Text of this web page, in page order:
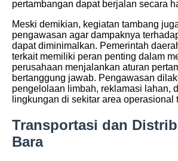
pertambangan dapat berjalan secara
Meski demikian, kegiatan tambang
pengawasan agar dampaknya
dapat diminimalkan. Pemerintah
terkait memiliki peran penting dalam
perusahaan menjalankan aturan
bertanggung jawab. Pengawasan
pengelolaan limbah, reklamasi lahan,
lingkungan di sekitar area operasional
Transportasi dan
Bara